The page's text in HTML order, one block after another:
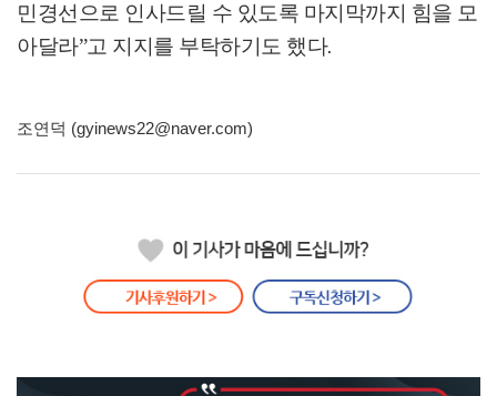
민경선으로 인사드릴 수 있도록 마지막까지 힘을 모
아달라”고 지지를 부탁하기도 했다.
조연덕 (gyinews22@naver.com)